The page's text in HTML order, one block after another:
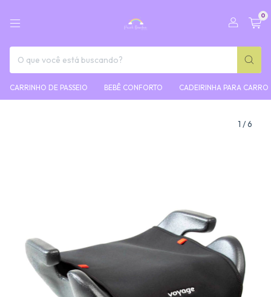
0
CARRINHO DE PASSEIO BEBÊ CONFORTO CADEIRINHA PARA CARRO
1 /6